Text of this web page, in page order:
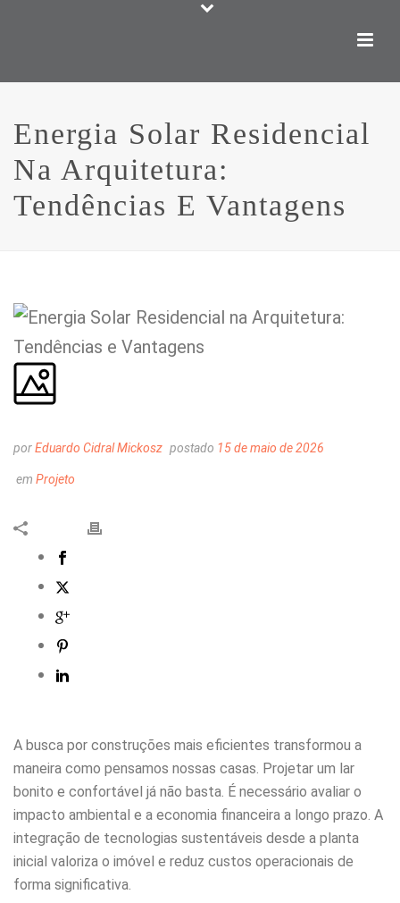
Energia Solar Residencial
Na Arquitetura:
Tendências E Vantagens
porEduardo Cidral Mickosz postado 15 de maio de 2026
em Projeto
A busca por construções mais eficientes transformou a
maneira como pensamos nossas casas. Projetar um lar
bonito e confortável já não basta. É necessário avaliar o
impacto ambiental e a economia financeira a longo prazo. A
integração de tecnologias sustentáveis desde a planta
inicial valoriza o imóvel e reduz custos operacionais de
forma significativa.